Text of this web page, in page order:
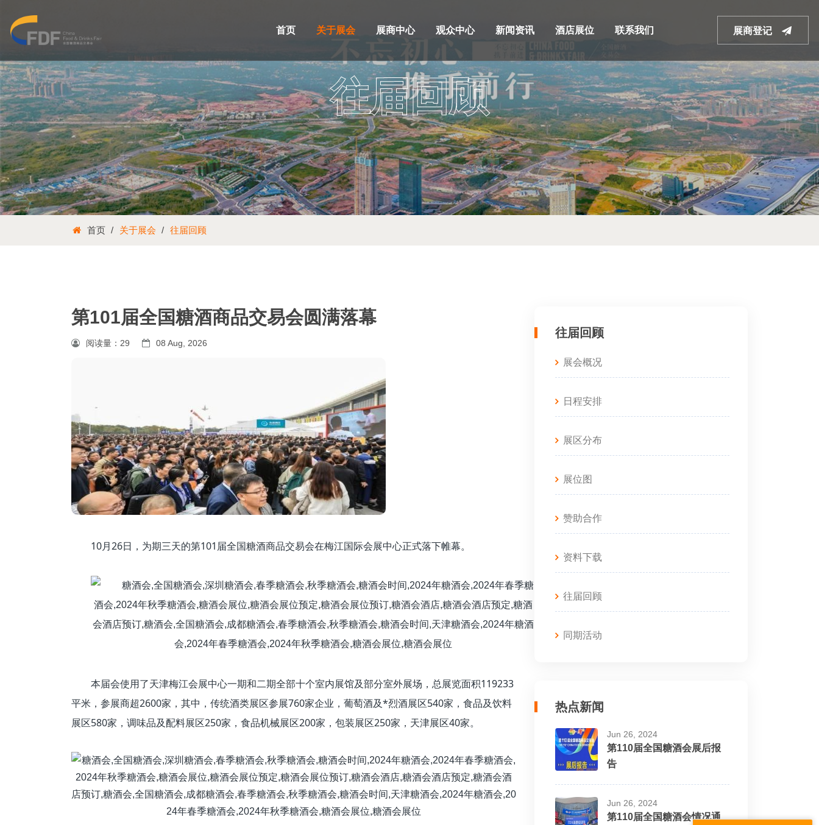
首页 关于展会 展商中心 观众中心 新闻资讯 酒店展位 联系我们 展商登记
往届回顾
首页 关于展会 往届回顾
第101届全国糖酒商品交易会圆满落幕
阅读量： 29 08 Aug, 2026
10月26日，为期三天的第101届全国糖酒商品交易会在梅江国际会展中心正式落下帷幕。
本届会使用了天津梅江会展中心一期和二期全部十个室内展馆及部分室外展场，总展览面积119233
平米，参展商超2600家，其中，传统酒类展区参展760家企业，葡萄酒及*烈酒展区540家，食品及饮料
展区580家，调味品及配料展区250家，食品机械展区200家，包装展区250家，天津展区40家。
往届回顾
展会概况
日程安排
展区分布
展位图
赞助合作
资料下载
往届回顾
同期活动
热点新闻
Jun 26, 2024
第110届全国糖酒会展后报
告
Jun 26, 2024
第110届全国糖酒会情况通